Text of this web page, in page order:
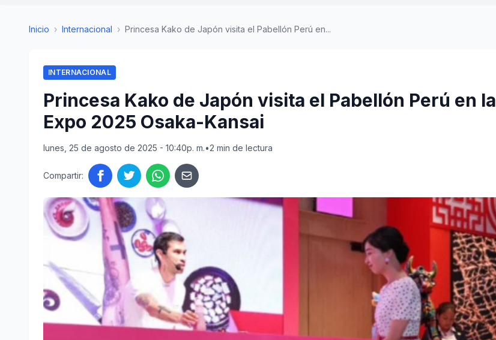
Inicio › Internacional › Princesa Kako de Japón visita el Pabellón Perú en...
INTERNACIONAL
Princesa Kako de Japón visita el Pabellón Perú en la
Expo 2025 Osaka-Kansai
lunes, 25 de agosto de 2025 - 10:40p. m.•2 min de lectura
Compartir: